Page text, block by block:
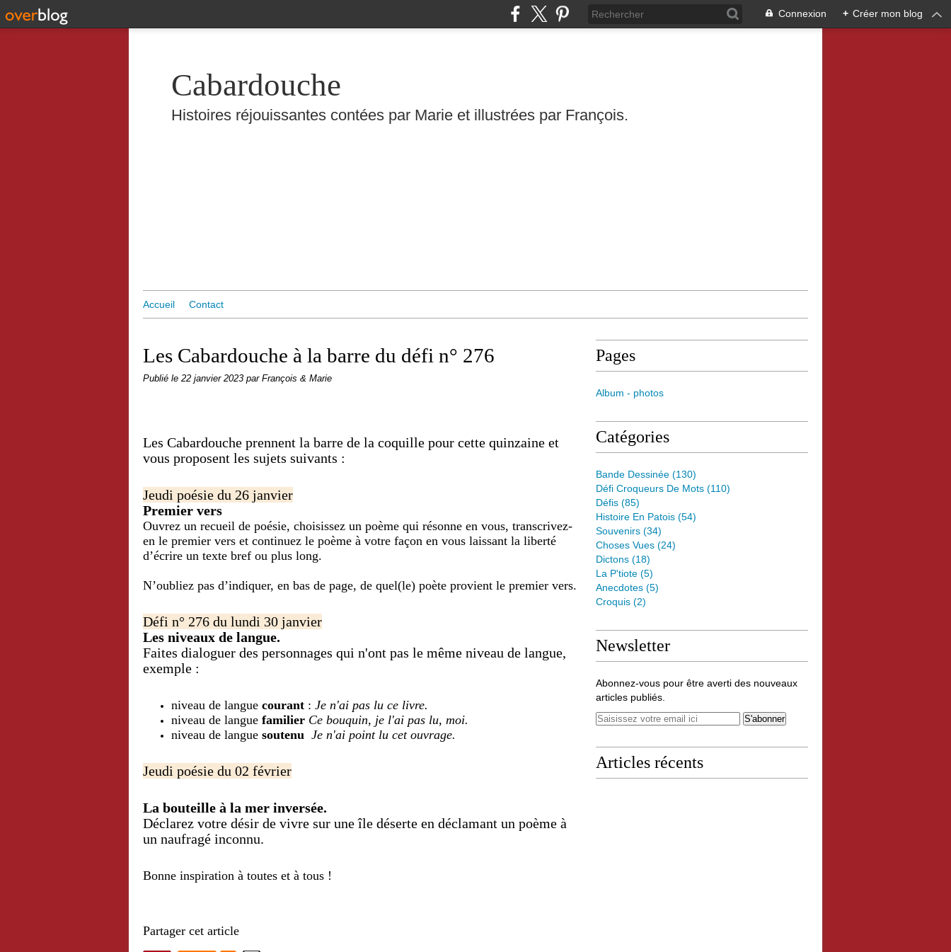
Connexion + Créer mon blog
Cabardouche
Histoires réjouissantes contées par Marie et illustrées par François.
Accueil Contact
Les Cabardouche à la barre du défi n° 276
Publié le 22 janvier 2023 par François & Marie
Les Cabardouche prennent la barre de la coquille pour cette quinzaine et
vous proposent les sujets suivants :
Jeudi poésie du 26 janvier
Premier vers
Ouvrez un recueil de poésie, choisissez un poème qui résonne en vous, transcrivez-
en le premier vers et continuez le poème à votre façon en vous laissant la liberté
d’écrire un texte bref ou plus long.
N’oubliez pas d’indiquer, en bas de page, de quel(le) poète provient le premier vers.
Défi n° 276 du lundi 30 janvier
Les niveaux de langue.
Faites dialoguer des personnages qui n'ont pas le même niveau de langue,
exemple :
niveau de langue courant : Je n'ai pas lu ce livre.
niveau de langue familier Ce bouquin, je l'ai pas lu, moi.
niveau de langue soutenu Je n'ai point lu cet ouvrage.
Jeudi poésie du 02 février
La bouteille à la mer inversée.
Déclarez votre désir de vivre sur une île déserte en déclamant un poème à
un naufragé inconnu.
Bonne inspiration à toutes et à tous !
Partager cet article
Pages
Album - photos
Catégories
Bande Dessinée (130)
Défi Croqueurs De Mots (110)
Défis (85)
Histoire En Patois (54)
Souvenirs (34)
Choses Vues (24)
Dictons (18)
La P'tiote (5)
Anecdotes (5)
Croquis (2)
Newsletter
Abonnez-vous pour être averti des nouveaux
articles publiés.
Articles récents